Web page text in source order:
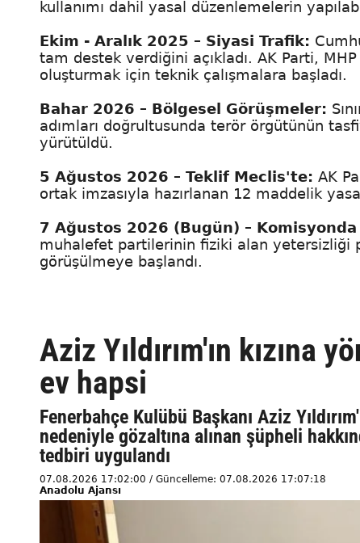
kullanımı dahil yasal düzenlemelerin
Ekim - Aralık 2025 – Siyasi Trafik:
tam destek verdiğini açıkladı. AK Parti,
oluşturmak için teknik çalışmalara başladı.
Bahar 2026 – Bölgesel Görüşmeler:
adımları doğrultusunda terör örgütünün
yürütüldü.
5 Ağustos 2026 – Teklif Meclis'te: AK
ortak imzasıyla hazırlanan 12 maddelik
7 Ağustos 2026 (Bugün) –
muhalefet partilerinin fiziki alan yetersizliği
görüşülmeye başlandı.
Aziz Yıldırım'ın kızına
ev hapsi
Fenerbahçe Kulübü Başkanı Aziz
nedeniyle gözaltına alınan şüpheli
tedbiri uygulandı
07.08.2026 17:02:00 / Güncelleme: 07.08.2026 17:07:18
Anadolu Ajansı